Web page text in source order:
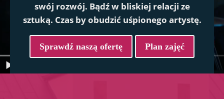
swój rozwój. Bądź w bliskiej relacji ze
sztuką. Czas by obudzić uśpionego artystę.
Sprawdź naszą ofertę Plan zajęć